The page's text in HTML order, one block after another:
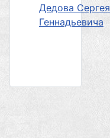
Дедова Сергея
Геннадьевича